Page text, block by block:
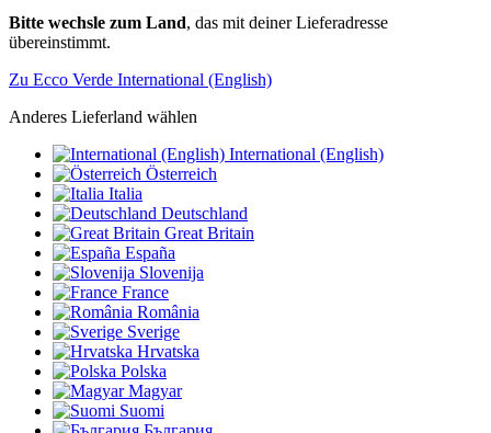
Bitte wechsle zum Land, das mit deiner Lieferadresse
übereinstimmt.
Zu Ecco Verde International (English)
Anderes Lieferland wählen
International (English)
Österreich
Italia
Deutschland
Great Britain
España
Slovenija
France
România
Sverige
Hrvatska
Polska
Magyar
Suomi